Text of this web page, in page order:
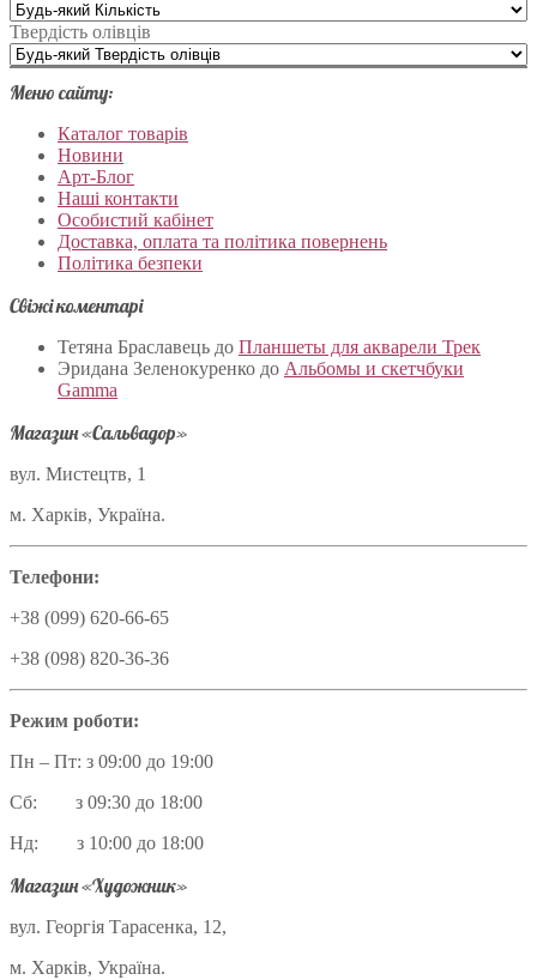
Твердість олівців
Меню сайту:
Каталог товарів
Новини
Арт-Блог
Наші контакти
Особистий кабінет
Доставка, оплата та політика повернень
Політика безпеки
Свіжі коментарі
Тетяна Браславець до Планшеты для акварели Трек
Эридана Зеленокуренко до Альбомы и скетчбуки
Gamma
Магазин «Сальвадор»
вул. Мистецтв, 1
м. Харків, Україна.
Телефони:
+38 (099) 620-66-65
+38 (098) 820-36-36
Режим роботи:
Пн – Пт: з 09:00 до 19:00
Сб: з 09:30 до 18:00
Нд: з 10:00 до 18:00
Магазин «Художник»
вул. Георгія Тарасенка, 12,
м. Харків, Україна.